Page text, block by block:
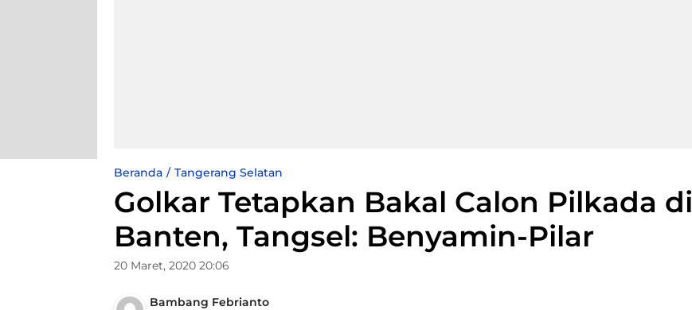
Beranda Tangerang Selatan
Golkar Tetapkan Bakal Calon Pilkada di
Banten, Tangsel: Benyamin-Pilar
20 Maret, 2020 20:06
Bambang Febrianto